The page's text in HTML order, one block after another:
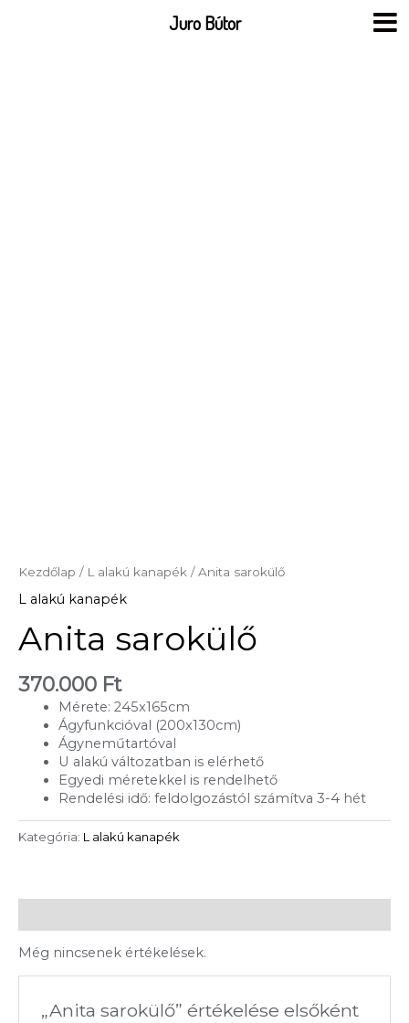
Kezdőlap / L alakú kanapék / Anita sarokülő
L alakú kanapék
Anita sarokülő
370.000 Ft
Mérete: 245x165cm
Ágyfunkcióval (200x130cm)
Ágyneműtartóval
U alakú változatban is elérhető
Egyedi méretekkel is rendelhető
Rendelési idő: feldolgozástól számítva 3-4 hét
Kategória: L alakú kanapék
Még nincsenek értékelések.
„Anita sarokülő” értékelése elsőként
Juro Bútor